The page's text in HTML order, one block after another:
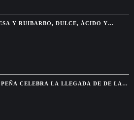
Y RUIBARBO, DULCE, ÁCIDO Y
VERANO
CELEBRA LA LLEGADA DE DE LA
Y ANTICIPA MAYOR COOPERACIÓN CON